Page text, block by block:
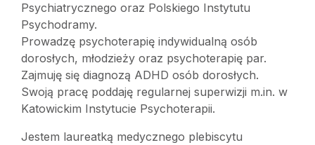
Psychiatrycznego oraz Polskiego Instytutu
Psychodramy.
Prowadzę psychoterapię indywidualną osób
dorosłych, młodzieży oraz psychoterapię par.
Zajmuję się diagnozą ADHD osób dorosłych.
Swoją pracę poddaję regularnej superwizji m.in. w
Katowickim Instytucie Psychoterapii.
Jestem laureatką medycznego plebiscytu